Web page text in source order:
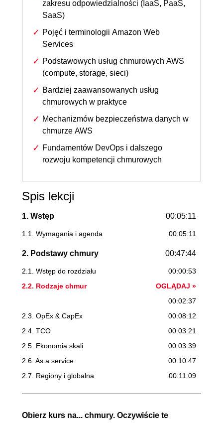
zakresu odpowiedzialności (IaaS, PaaS,
SaaS)
Pojęć i terminologii Amazon Web
Services
Podstawowych usług chmurowych AWS
(compute, storage, sieci)
Bardziej zaawansowanych usług
chmurowych w praktyce
Mechanizmów bezpieczeństwa danych w
chmurze AWS
Fundamentów DevOps i dalszego
rozwoju kompetencji chmurowych
Spis lekcji
1. Wstęp 00:05:11
1.1. Wymagania i agenda 00:05:11
2. Podstawy chmury 00:47:44
2.1. Wstęp do rozdziału
00:00:53
2.2. Rodzaje chmur
OGLĄDAJ »
00:02:37
2.3. OpEx & CapEx
00:08:12
2.4. TCO
00:03:21
2.5. Ekonomia skali
00:03:39
2.6. As a service
00:10:47
2.7. Regiony i globalna
00:11:09
Obierz kurs na... chmury. Oczywiście te